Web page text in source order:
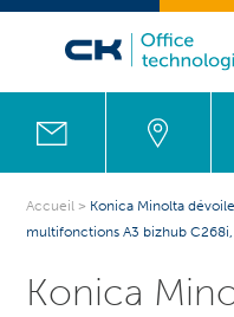
Accueil > Konica Minolta
multifonctions A3 bizhub
Konica